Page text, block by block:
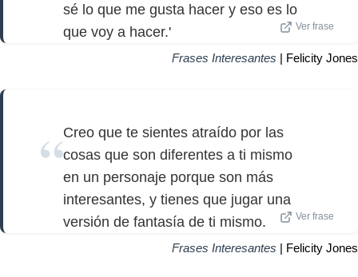
sé lo que me gusta hacer y eso es lo
que voy a hacer.'
Ver frase
Frases Interesantes | Felicity Jones
Creo que te sientes atraído por las
cosas que son diferentes a ti mismo
en un personaje porque son más
interesantes, y tienes que jugar una
versión de fantasía de ti mismo.
Ver frase
Frases Interesantes | Felicity Jones